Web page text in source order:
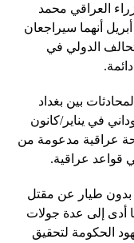
العراقي محمد
أنهما سيراجعان
الدولي في
بين بغداد
في يناير/كانون
عراقية مدعومة من
قواعد عراقية.
بدون طيار عن مقتل
أدى إلى عدة جولات
الحكومة لتحقيق